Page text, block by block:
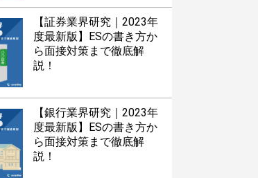
【証券業界研究｜2023年
度最新版】ESの書き方か
ら面接対策まで徹底解
説！
【銀行業界研究｜2023年
度最新版】ESの書き方か
ら面接対策まで徹底解
説！